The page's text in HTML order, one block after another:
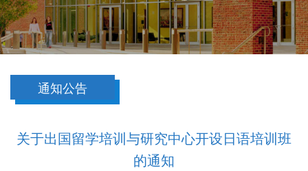
通知公告
关于出国留学培训与研究中心开设日语培训班
的通知